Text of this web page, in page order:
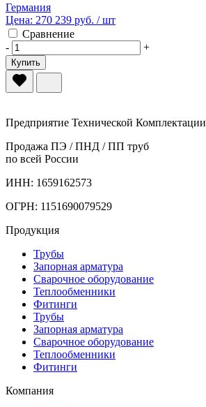
Германия
Цена: 270 239 руб. / шт
Сравнение
-
+
Купить
Предприятие Технической Комплектации
Продажа ПЭ / ПНД / ПП труб
по всей России
ИНН: 1659162573
ОГРН: 1151690079529
Продукция
Трубы
Запорная арматура
Сварочное оборудование
Теплообменники
Фитинги
Трубы
Запорная арматура
Сварочное оборудование
Теплообменники
Фитинги
Компания